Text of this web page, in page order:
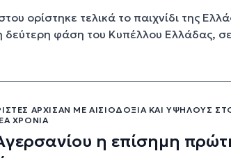
ορίστηκε τελικά το παιχνίδι της
δεύτερη φάση του Κυπέλλου Ελλάδας,
ΆΡΧΙΣΑΝ ΜΕ ΑΙΣΙΟΔΟΞΊΑ ΚΑΙ ΥΨΗΛΟΎΣ
ΧΡΟΝΙΆ
η επίσημη